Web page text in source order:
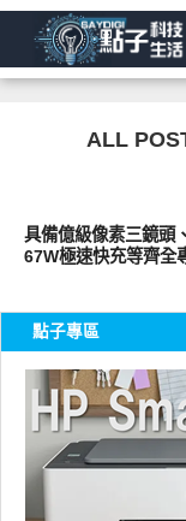
ALL
具備億級像素三鏡頭
67W極速快充等齊全
點子專區